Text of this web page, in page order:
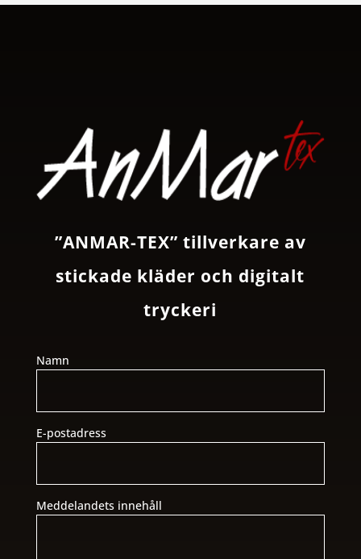
”ANMAR-TEX” tillverkare av
stickade kläder och digitalt
tryckeri
Namn
E-postadress
Meddelandets innehåll